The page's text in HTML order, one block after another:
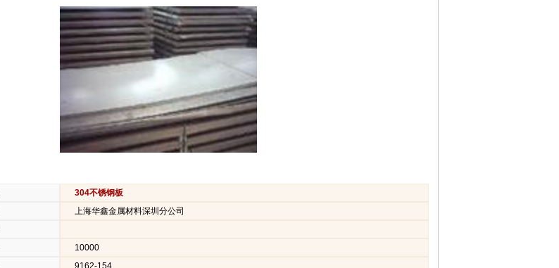
304不锈钢板
上海华鑫金属材料深圳分公司
10000
9162-154